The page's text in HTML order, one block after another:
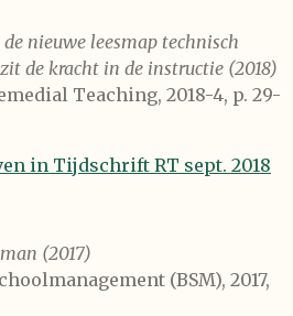
nieuwe leesmap technisch
de kracht in de instructie (2018)
Teaching, 2018-4, p. 29-
in Tijdschrift RT sept. 2018
(2017)
(BSM), 2017,